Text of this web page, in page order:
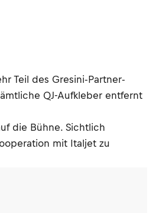
Teil des Gresini-Partner-
QJ-Aufkleber entfernt
die Bühne. Sichtlich
mit Italjet zu